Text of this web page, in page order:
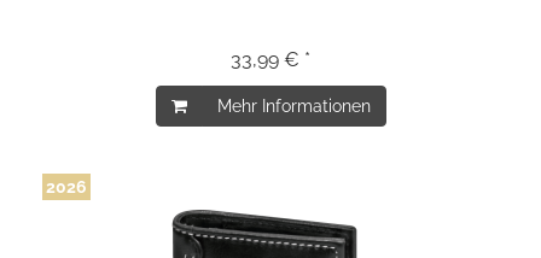
33,99 € *
Mehr Informationen
2026